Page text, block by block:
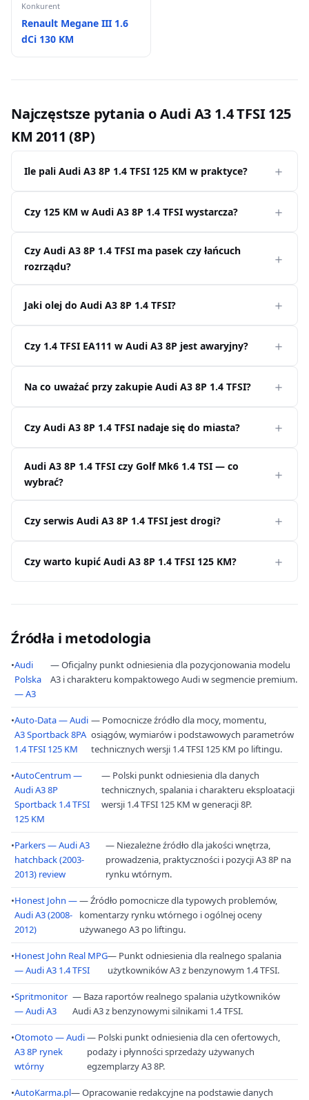
Konkurent
Renault Megane III 1.6
dCi 130 KM
Najczęstsze pytania o Audi A3 1.4 TFSI 125
KM 2011 (8P)
Ile pali Audi A3 8P 1.4 TFSI 125 KM w praktyce?
Czy 125 KM w Audi A3 8P 1.4 TFSI wystarcza?
Czy Audi A3 8P 1.4 TFSI ma pasek czy łańcuch
rozrządu?
Jaki olej do Audi A3 8P 1.4 TFSI?
Czy 1.4 TFSI EA111 w Audi A3 8P jest awaryjny?
Na co uważać przy zakupie Audi A3 8P 1.4 TFSI?
Czy Audi A3 8P 1.4 TFSI nadaje się do miasta?
Audi A3 8P 1.4 TFSI czy Golf Mk6 1.4 TSI — co
wybrać?
Czy serwis Audi A3 8P 1.4 TFSI jest drogi?
Czy warto kupić Audi A3 8P 1.4 TFSI 125 KM?
Źródła i metodologia
•Audi
Polska
— A3
— Oficjalny punkt odniesienia dla pozycjonowania modelu
A3 i charakteru kompaktowego Audi w segmencie premium.
•Auto-Data — Audi
A3 Sportback 8PA
1.4 TFSI 125 KM
— Pomocnicze źródło dla mocy, momentu,
osiągów, wymiarów i podstawowych parametrów
technicznych wersji 1.4 TFSI 125 KM po liftingu.
•AutoCentrum —
Audi A3 8P
Sportback 1.4 TFSI
125 KM
— Polski punkt odniesienia dla danych
technicznych, spalania i charakteru eksploatacji
wersji 1.4 TFSI 125 KM w generacji 8P.
•Parkers — Audi A3
hatchback (2003-
2013) review
— Niezależne źródło dla jakości wnętrza,
prowadzenia, praktyczności i pozycji A3 8P na
rynku wtórnym.
•Honest John —
Audi A3 (2008-
2012)
— Źródło pomocnicze dla typowych problemów,
komentarzy rynku wtórnego i ogólnej oceny
używanego A3 po liftingu.
•Honest John Real MPG
— Audi A3 1.4 TFSI
— Punkt odniesienia dla realnego spalania
użytkowników A3 z benzynowym 1.4 TFSI.
•Spritmonitor
— Audi A3
— Baza raportów realnego spalania użytkowników
Audi A3 z benzynowymi silnikami 1.4 TFSI.
•Otomoto — Audi
A3 8P rynek
wtórny
— Polski punkt odniesienia dla cen ofertowych,
podaży i płynności sprzedaży używanych
egzemplarzy A3 8P.
•AutoKarma.pl— Opracowanie redakcyjne na podstawie danych